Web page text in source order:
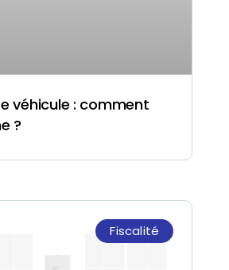
véhicule : comment
?
Fiscalité